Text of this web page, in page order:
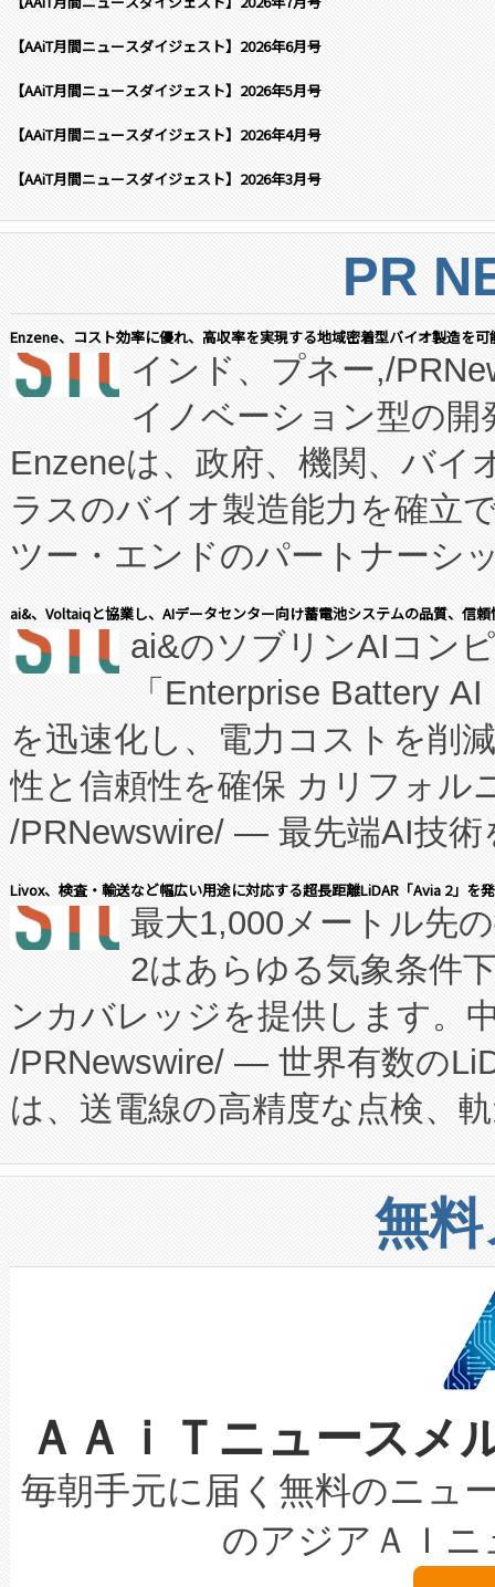
【AAiT月間ニュースダイジェスト】2026年6月号
【AAiT月間ニュースダイジェスト】2026年5月号
【AAiT月間ニュースダイジェスト】2026年4月号
【AAiT月間ニュースダイジェスト】2026年3月号
PR
Enzene、コスト効率に優れ、高収率を実現する地域密着型バイオ製造を
インド、プネー,/
イノベーション型の
Enzeneは、政府、機関、バイ
ラスのバイオ製造能力を確立
ツー・エンドのパートナーシ
表しました。 同社の実績ある
manufacturing™ (FCCM™) プ
たNeXは、バイオ医薬品製造
従来のフェッドバッチ施設の
に、患者やサプライチェーン
キー方式で拡張性が高く、持
す。FCCM‑を活用した現地生
患者にとっての費用負担を大
のアクセスを大幅に拡大する
Fully-Connected Continuous
プログラムには、施設設計・
に関する技術移転および知的
構造化トレーニングカリキュ
上げおよび商用化段階におけ
設備整備および立ち上げ調整
加組織は、Enzeneのバイオ
選定された製品について、自
取得できる可能性もあります
設には、3億～4億ドルかか
最高経営責任者（CEO）であ
す。「当社のfully-connected
ームを利用すれば、6,000万
ai&、Voltaiqと協業し、AIデータセンター向け蓄電池システムの品質、信
ai&のソブリンAIコン
「Enterprise Battery
を迅速化し、電力コストを削
性と信頼性を確保 カリフォル
/PRNewswire/ — 最先端AI技術
会社エーアイ・アンド：本社
President原信平）と、エンタ
ードするVoltaiqは、日本にあ
ーエネルギー貯蔵システム（
た。 Voltaiq独自のAI搭載プラ
定、統合、導入、運用に至る
安全性を追跡し、確保する事
増加しているデータセンター
る電力網に大きな負担をかけ
事業者の負担軽減という課題
系統連系を迅速にし、ピーク
限を超えて利用可能な電力容
持できるよう貢献します。こ
ービスレベル契約（SLA）違
テリー性能の劣化によるダウ
念は、現在データセンターが
Livox、検査・輸送など幅広い用途に対応する超長距離LiDAR「Avia 2」を
最大1,000メートル先
2はあらゆる気象条件
ンカバレッジを提供します。
/PRNewswire/ — 世界有数の
は、送電線の高精度な点検、
や穀物倉庫におけるバルク材
リューション「Avia 2」を発
したAvia 2は、1,000メート
狭視野のFOVを切り替えるこ
ケーブル、枝などの細かな対
なレーザースポットにより、
な環境下でも豊かなディテー
キロメートル範囲を検出
LiDAR for Inspections,
は1535 nmレーザーを搭載。
無
ＡＡｉＴニュース
毎朝手元に届く無料のニュ
のアジアＡＩ